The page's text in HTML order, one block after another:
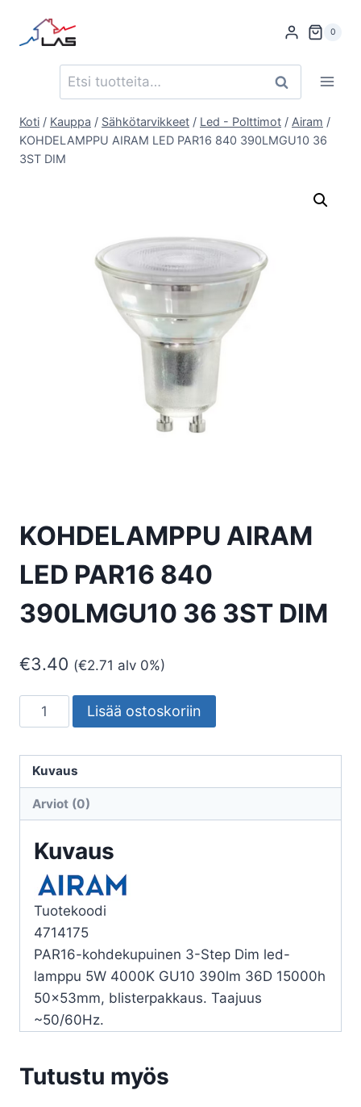
sisältöön
0
Etsi: Haku
Koti / Kauppa / Sähkötarvikkeet / Led - Polttimot / Airam /
KOHDELAMPPU AIRAM LED PAR16 840 390LMGU10 36
3ST DIM
KOHDELAMPPU AIRAM
LED PAR16 840
390LMGU10 36 3ST DIM
€3.40 (€2.71 alv 0%)
KOHDELAMPPU
AIRAM
PAR16
840
390LMGU10
3ST
DIM
määrä
Lisää ostoskoriin
Kuvaus
Arviot (0)
Kuvaus
Tuotekoodi
4714175
PAR16-kohdekupuinen 3-Step Dim led-
lamppu 5W 4000K GU10 390lm 36D 15000h
50x53mm, blisterpakkaus. Taajuus
~50/60Hz.
Tutustu myös